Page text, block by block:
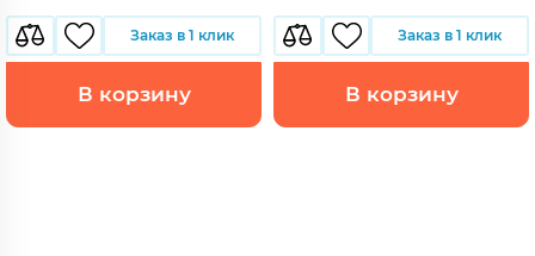
Заказ в 1 клик
В корзину
Заказ в 1 клик
В корзину